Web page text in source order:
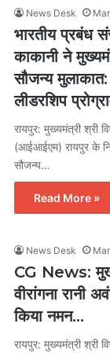
News Desk
भारतीय प्रबंध
काकानी ने
सौजन्य
लीडरशिप
रायपुर: मुख्यमंत्री श्री
(आईआईएम) रायपुर के
सौजन्य…
Read More »
News Desk
CG News:
वीरांगना रानी
किया नमन…
रायपुर: मुख्यमंत्री श्री